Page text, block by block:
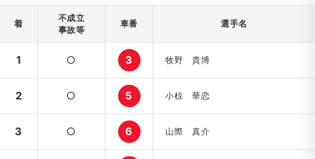
着
不成立
事故等
車番 選手名
1 ○ 3 牧野 貴博
2 ○ 5 小椋 華恋
3 ○ 6 山際 真介